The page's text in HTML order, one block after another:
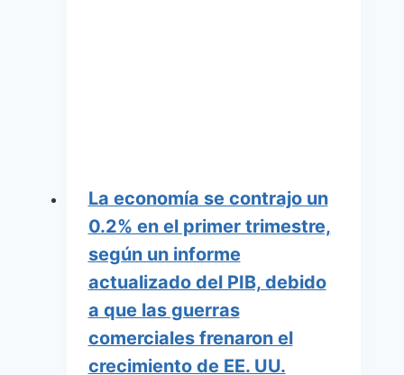
La economía se contrajo un
0.2% en el primer trimestre,
según un informe
actualizado del PIB, debido
a que las guerras
comerciales frenaron el
crecimiento de EE. UU.